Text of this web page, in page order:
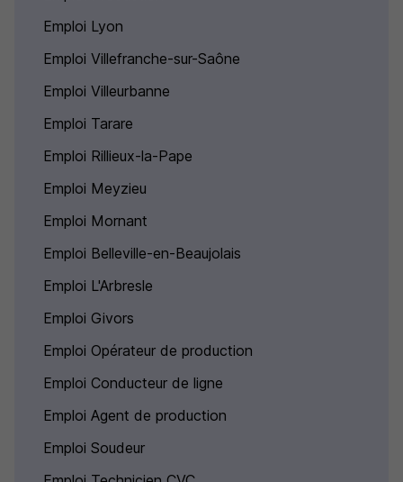
Emploi Lyon
Emploi Villefranche-sur-Saône
Emploi Villeurbanne
Emploi Tarare
Emploi Rillieux-la-Pape
Emploi Meyzieu
Emploi Mornant
Emploi Belleville-en-Beaujolais
Emploi L'Arbresle
Emploi Givors
Emploi Opérateur de production
Emploi Conducteur de ligne
Emploi Agent de production
Emploi Soudeur